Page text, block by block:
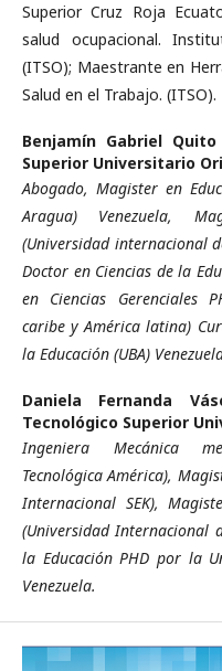
Superior Cruz Roja
salud ocupacional.
(ITSO); Maestrante en
Salud en el Trabajo. (ITSO).
Benjamín Gabriel Quito
Superior Universitario
Abogado, Magister en
Aragua) Venezuela,
(Universidad internacional
Doctor en Ciencias de la
en Ciencias Gerenciales
caribe y América latina)
la Educación (UBA)
Daniela Fernanda
Tecnológico Superior
Ingeniera Mecánica
Tecnológica América),
Internacional SEK),
(Universidad Internacional
la Educación PHD por la
Venezuela.